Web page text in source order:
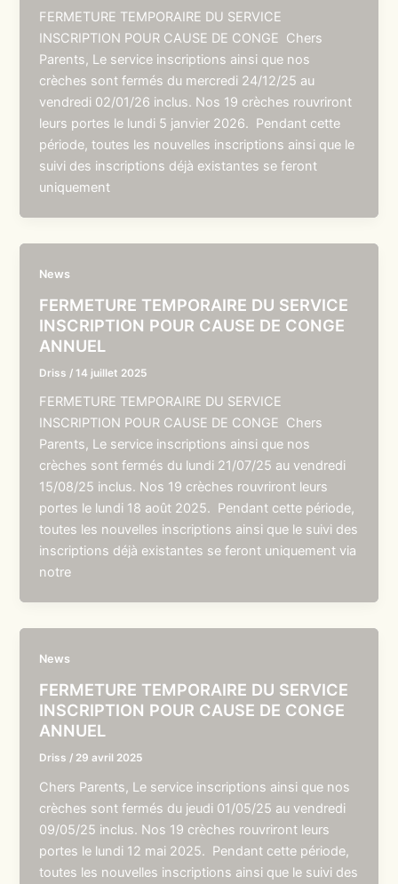
FERMETURE TEMPORAIRE DU SERVICE
INSCRIPTION POUR CAUSE DE CONGE Chers
Parents, Le service inscriptions ainsi que nos
crèches sont fermés du mercredi 24/12/25 au
vendredi 02/01/26 inclus. Nos 19 crèches rouvriront
leurs portes le lundi 5 janvier 2026. Pendant cette
période, toutes les nouvelles inscriptions ainsi que le
suivi des inscriptions déjà existantes se feront
uniquement
News
FERMETURE TEMPORAIRE DU SERVICE
INSCRIPTION POUR CAUSE DE CONGE
ANNUEL
Driss /14 juillet 2025
FERMETURE TEMPORAIRE DU SERVICE
INSCRIPTION POUR CAUSE DE CONGE Chers
Parents, Le service inscriptions ainsi que nos
crèches sont fermés du lundi 21/07/25 au vendredi
15/08/25 inclus. Nos 19 crèches rouvriront leurs
portes le lundi 18 août 2025. Pendant cette période,
toutes les nouvelles inscriptions ainsi que le suivi des
inscriptions déjà existantes se feront uniquement via
notre
News
FERMETURE TEMPORAIRE DU SERVICE
INSCRIPTION POUR CAUSE DE CONGE
ANNUEL
Driss / 29 avril 2025
Chers Parents, Le service inscriptions ainsi que nos
crèches sont fermés du jeudi 01/05/25 au vendredi
09/05/25 inclus. Nos 19 crèches rouvriront leurs
portes le lundi 12 mai 2025. Pendant cette période,
toutes les nouvelles inscriptions ainsi que le suivi des